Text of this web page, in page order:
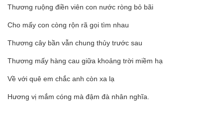
Thương ruộng điền viên con nước ròng bỏ bãi
Cho mấy con còng rộn rã gọi tìm nhau
Thương cây bần vẫn chung thủy trước sau
Thương mấy hàng cau giữa khoảng trời miềm hạ
Về với quê em chắc anh còn xa lạ
Hương vị mắm cóng mà đậm đà nhân nghĩa.